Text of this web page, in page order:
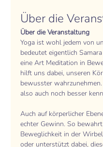
Über die
Über die Veranstaltung
Yoga ist wohl jedem von
bedeutet eigentlich
eine Art Meditation in
hilft uns dabei, unseren
bewusster
also auch noch besser
Auch auf körperlicher
echter Gewinn. So
Beweglichkeit in der
oder unterstützt dabei,